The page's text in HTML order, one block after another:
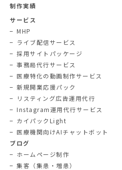
制作実績
サービス
MHP
ライブ配信サービス
採用サイトパッケージ
事務局代行サービス
医療特化の動画制作サービス
新規開業応援パック
リスティング広告運用代行
Instagram運用代行サービス
カイパックLight
医療機関向けAIチャットボット
ブログ
ホームページ制作
集客（集患・増患）